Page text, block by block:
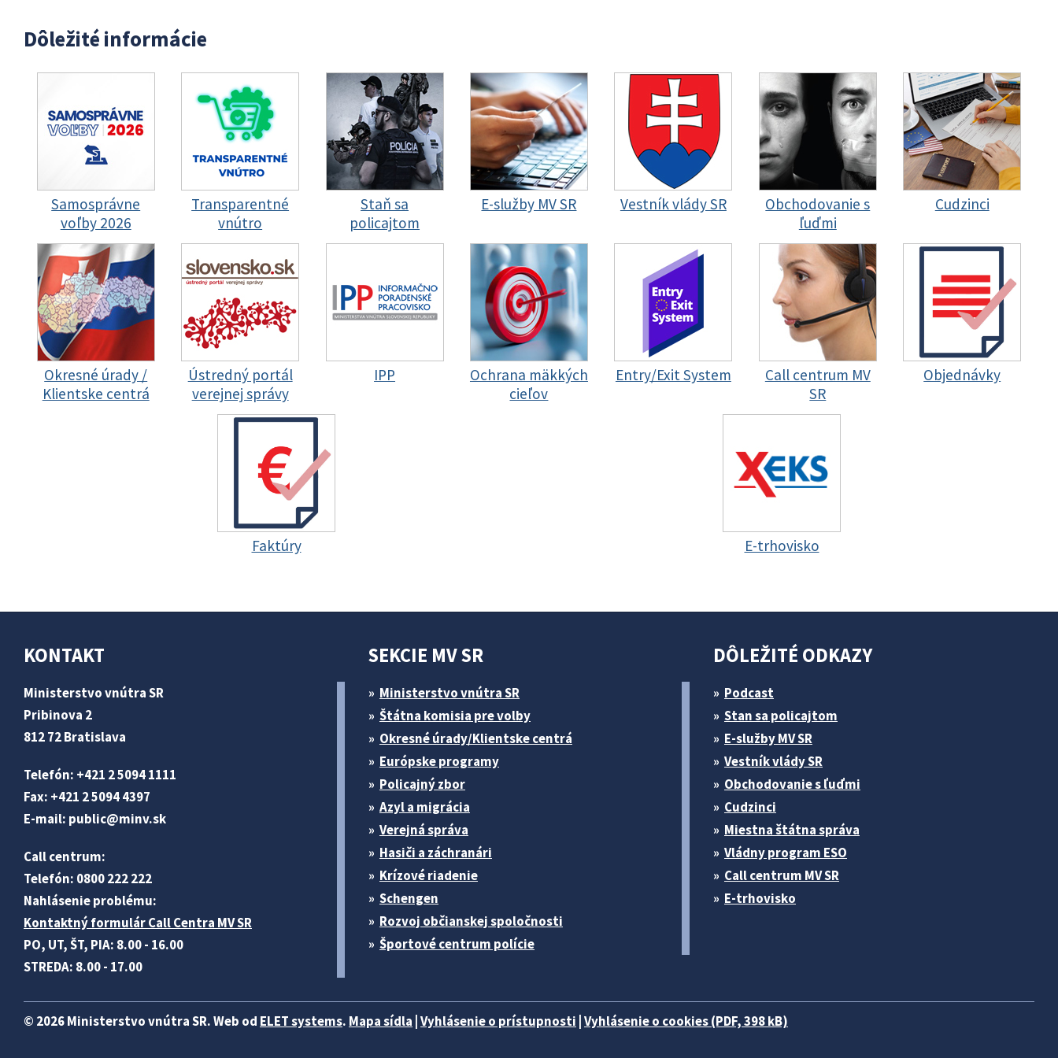
Dôležité informácie
Samosprávne
voľby 2026
Transparentné
vnútro
Staň sa
policajtom
E-služby MV SR Vestník vlády SR
Obchodovanie s
ľuďmi
Cudzinci
Okresné úrady /
Klientske centrá
Ústredný portál
verejnej správy
IPP
Ochrana mäkkých
cieľov
Entry/Exit System
Call centrum MV
SR
Objednávky
Faktúry E-trhovisko
KONTAKT
Ministerstvo vnútra SR
Pribinova 2
812 72 Bratislava
Telefón: +421 2 5094 1111
Fax: +421 2 5094 4397
E-mail: public@minv.sk
Call centrum:
Telefón: 0800 222 222
Nahlásenie problému:
Kontaktný formulár Call Centra MV SR
PO, UT, ŠT, PIA: 8.00 - 16.00
STREDA: 8.00 - 17.00
SEKCIE MV SR
Ministerstvo vnútra SR
Štátna komisia pre volby
Okresné úrady/Klientske centrá
Európske programy
Policajný zbor
Azyl a migrácia
Verejná správa
Hasiči a záchranári
Krízové riadenie
Schengen
Rozvoj občianskej spoločnosti
Športové centrum polície
DÔLEŽITÉ ODKAZY
Podcast
Stan sa policajtom
E-služby MV SR
Vestník vlády SR
Obchodovanie s ľuďmi
Cudzinci
Miestna štátna správa
Vládny program ESO
Call centrum MV SR
E-trhovisko
© 2026 Ministerstvo vnútra SR. Web od ELET systems. Mapa sídla Vyhlásenie o prístupnosti Vyhlásenie o cookies (PDF, 398 kB)